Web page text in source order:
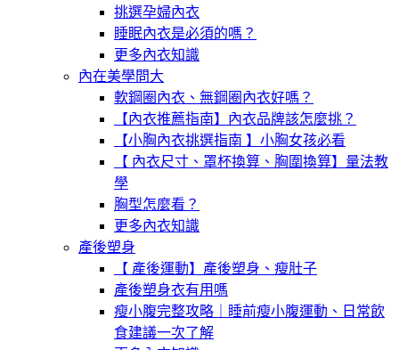
挑選孕婦內衣
睡眠內衣是必須的嗎？
更多內衣知識
內在美學問大
軟鋼圈內衣、無鋼圈內衣好嗎？
【內衣推薦指南】內衣品牌該怎麼挑？
【小胸內衣挑選指南 】小胸女孩必看
【 內衣尺寸、罩杯換算、胸圍換算】量法教
學
胸型怎麼看？
更多內衣知識
產後塑身
【 產後運動】產後塑身、瘦肚子
產後塑身衣有用嗎
瘦小腹完整攻略｜睡前瘦小腹運動、日常飲
食建議一次了解